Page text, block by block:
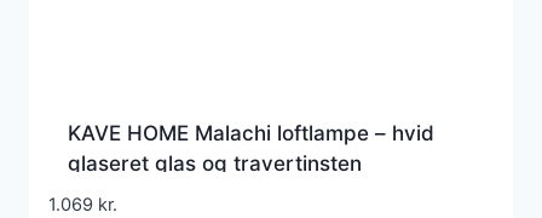
KAVE HOME Malachi loftlampe – hvid
glaseret glas og travertinsten
1.069 kr.